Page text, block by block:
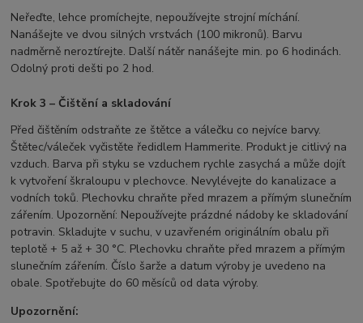
Neřeďte, lehce promíchejte, nepoužívejte strojní míchání.
Nanášejte ve dvou silných vrstvách (100 mikronů). Barvu
nadměrně neroztírejte. Další nátěr nanášejte min. po 6 hodinách.
Odolný proti dešti po 2 hod.
Krok 3 – Čištění a skladování
Před čištěním odstraňte ze štětce a válečku co nejvíce barvy.
Štětec/váleček vyčistěte ředidlem Hammerite. Produkt je citlivý na
vzduch. Barva při styku se vzduchem rychle zasychá a může dojít
k vytvoření škraloupu v plechovce. Nevylévejte do kanalizace a
vodních toků. Plechovku chraňte před mrazem a přímým slunečním
zářením. Upozornění: Nepoužívejte prázdné nádoby ke skladování
potravin. Skladujte v suchu, v uzavřeném originálním obalu při
teplotě + 5 až + 30 °C. Plechovku chraňte před mrazem a přímým
slunečním zářením. Číslo šarže a datum výroby je uvedeno na
obale. Spotřebujte do 60 měsíců od data výroby.
Upozornění: